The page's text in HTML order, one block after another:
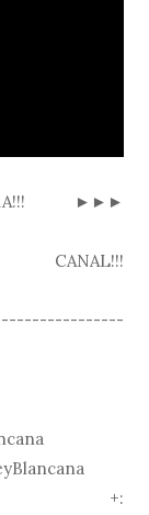
►►►
CANAL!!!
+: